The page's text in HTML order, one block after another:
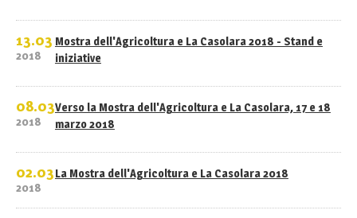
13.03
2018
Mostra dell'Agricoltura e La Casolara 2018 - Stand e
iniziative
08.03
2018
Verso la Mostra dell'Agricoltura e La Casolara, 17 e 18
marzo 2018
02.03
2018
La Mostra dell'Agricoltura e La Casolara 2018